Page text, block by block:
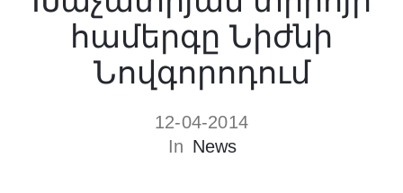
համերգը Նիժնի
Նովգորոդում
12-04-2014
In News